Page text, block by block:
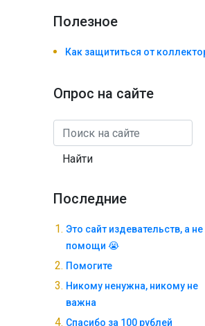
Полезноe
Как защититься от
Опрос на сайте
Найти
Последние
Это сайт издевательств, а не
помощи 😭
Помогите
Никому ненужна, никому не
важна
Спасибо за 100 рублей